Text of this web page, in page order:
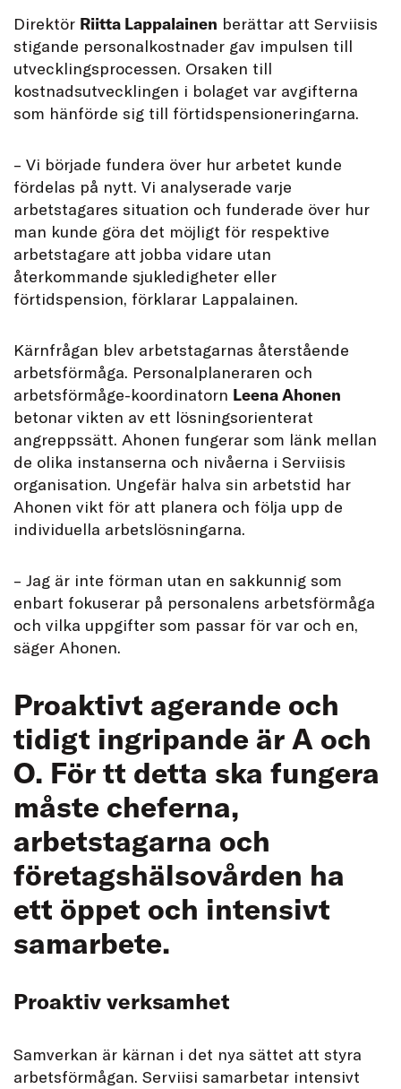
Direktör Riitta Lappalainen berättar att Serviisis
stigande personalkostnader gav impulsen till
utvecklingsprocessen. Orsaken till
kostnadsutvecklingen i bolaget var avgifterna
som hänförde sig till förtidspensioneringarna.
– Vi började fundera över hur arbetet kunde
fördelas på nytt. Vi analyserade varje
arbetstagares situation och funderade över hur
man kunde göra det möjligt för respektive
arbetstagare att jobba vidare utan
återkommande sjukledigheter eller
förtidspension, förklarar Lappalainen.
Kärnfrågan blev arbetstagarnas återstående
arbetsförmåga. Personalplaneraren och
arbetsförmåge-koordinatorn Leena Ahonen
betonar vikten av ett lösningsorienterat
angreppssätt. Ahonen fungerar som länk mellan
de olika instanserna och nivåerna i Serviisis
organisation. Ungefär halva sin arbetstid har
Ahonen vikt för att planera och följa upp de
individuella arbetslösningarna.
– Jag är inte förman utan en sakkunnig som
enbart fokuserar på personalens arbetsförmåga
och vilka uppgifter som passar för var och en,
säger Ahonen.
Proaktivt agerande och
tidigt ingripande är A och
O. För tt detta ska fungera
måste cheferna,
arbetstagarna och
företagshälsovården ha
ett öppet och intensivt
samarbete.
Proaktiv verksamhet
Samverkan är kärnan i det nya sättet att styra
arbetsförmågan. Serviisi samarbetar intensivt